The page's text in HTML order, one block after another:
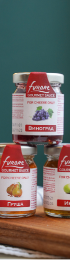
Мероприятия
в Дегустационной
Частные дегустации
Сырные столы
Аренда площадки
Кейтеринг
ДЕГУСТАЦИИ
КЕЙТЕРИНГ
Поставщикам
Партнерам
Вакансии
Маркетологам
СОТРУДНИЧЕСТВО